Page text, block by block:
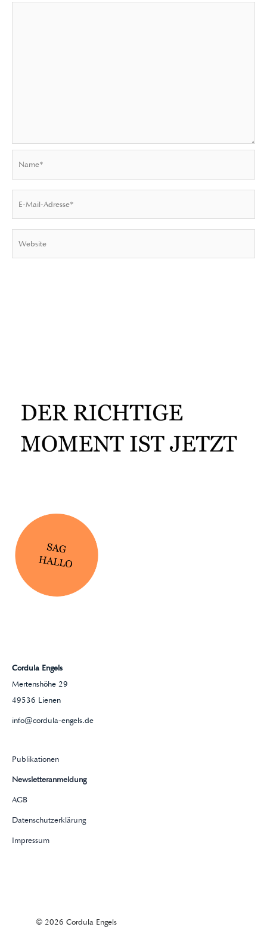
Adresse*
Cordula Engels
Mertenshöhe 29
49536 Lienen
info@cordula-engels.de
Publikationen
Newsletteranmeldung
AGB
Datenschutzerklärung
Impressum
© 2026 Cordula Engels